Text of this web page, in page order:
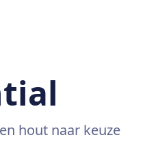
hout naar keuze